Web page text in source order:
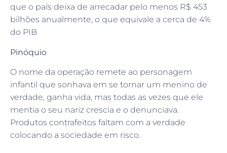
que o país deixa de arrecadar pelo menos R$ 453
bilhões anualmente, o que equivale a cerca de 4%
do PIB
Pinóquio
O nome da operação remete ao personagem
infantil que sonhava em se tornar um menino de
verdade, ganha vida, mas todas as vezes que ele
mentia o seu nariz crescia e o denunciava.
Produtos contrafeitos faltam com a verdade
colocando a sociedade em risco.